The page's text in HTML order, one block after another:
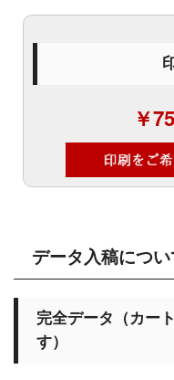
￥
データ入稿につい
完全データ（カー
す）